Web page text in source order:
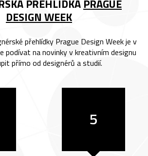
PŘEHLÍDKA PRAGUE
DESIGN WEEK
přehlídky Prague Design Week je v
podívat na novinky v kreativním designu
přímo od designérů a studií.
5